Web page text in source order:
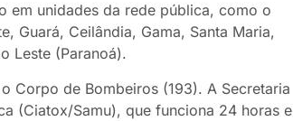
em unidades da rede pública, como o
Guará, Ceilândia, Gama, Santa Maria,
Leste (Paranoá).
Corpo de Bombeiros (193). A Secretaria
(Ciatox/Samu), que funciona 24 horas e